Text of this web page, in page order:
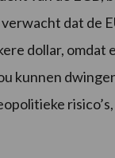
dat de
dollar, omdat
kunnen